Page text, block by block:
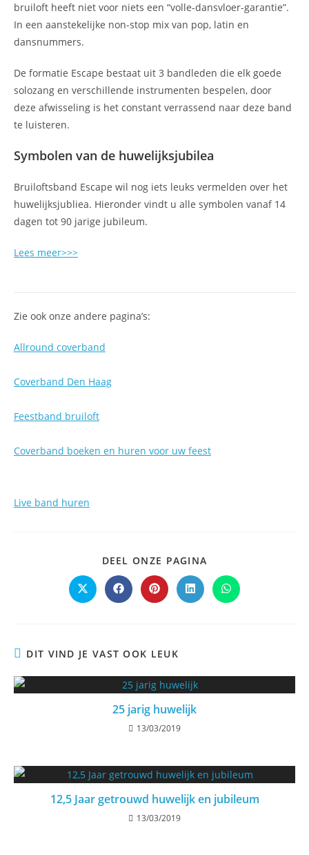
bruiloft heeft niet voor niets een “volle-dansvloer-garantie”.
In een aanstekelijke non-stop mix van pop, latin en
dansnummers.
De formatie Escape bestaat uit 3 bandleden die elk goede
solozang en verschillende instrumenten bespelen, door
deze afwisseling is het constant verrassend naar deze band
te luisteren.
Symbolen van de huwelijksjubilea
Bruiloftsband Escape wil nog iets leuks vermelden over het
huwelijksjubliea. Hieronder vindt u alle symbolen vanaf 14
dagen tot 90 jarige jubileum.
Lees meer>>>
Zie ook onze andere pagina’s:
Allround coverband
Coverband Den Haag
Feestband bruiloft
Coverband boeken en huren voor uw feest
Live band huren
DEEL ONZE PAGINA
DEZE
INHOUD
Opent
in
Opent
in
Opent
in
Opent
in
Opent
in
DIT VIND JE VAST OOK LEUK
25 jarig huwelijk
13/03/2019
12,5 Jaar getrouwd huwelijk en jubileum
13/03/2019